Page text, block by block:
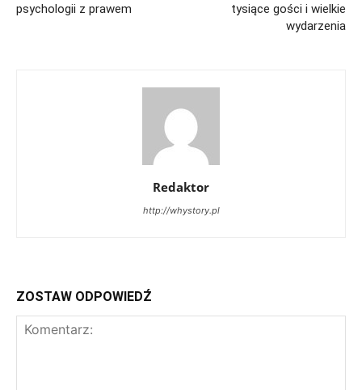
psychologii z prawem
tysiące gości i wielkie
wydarzenia
Redaktor
http://whystory.pl
ZOSTAW ODPOWIEDŹ